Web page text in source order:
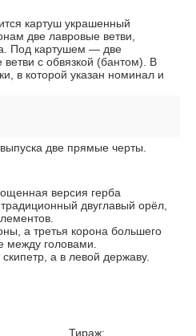
картуш украшенный
две лавровые ветви,
Под картушем — две
с обвязкой (бантом). В
в которой указан номинал и
две прямые черты.
версия герба
двуглавый орёл,
а третья корона большего
головами.
а в левой державу.
Тираж: